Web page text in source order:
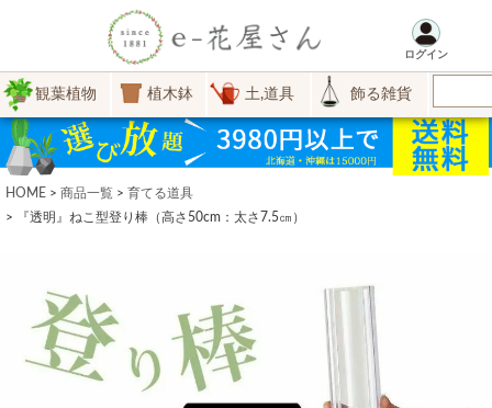
ログイン
観葉植物 植木鉢 土,道具 飾る雑貨
HOME 商品一覧
育てる道具
『透明』ねこ型登り棒（高さ50cm：太さ7.5㎝）